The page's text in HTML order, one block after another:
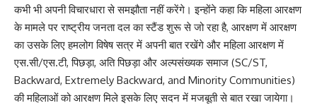
कभी भी अपनी विचारधारा से समझौता नहीं करेंगे। इन्होंने कहा कि महिला आरक्षण
के मामले पर राष्ट्रीय जनता दल का स्टैंड शुरू से जो रहा है, आरक्षण में आरक्षण
का उसके लिए हमलोग विषेष सत्र में अपनी बात रखेंगे और महिला आरक्षण में
एस.सी/एस.टी, पिछड़ा, अति पिछड़ा और अल्पसंख्यक समाज (SC/ST,
Backward, Extremely Backward, and Minority Communities)
की महिलाओं को आरक्षण मिले इसके लिए सदन में मजबूती से बात रखा जायेगा।